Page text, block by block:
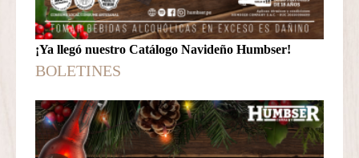
¡Ya llegó nuestro Catálogo Navideño Humbser!
BOLETINES